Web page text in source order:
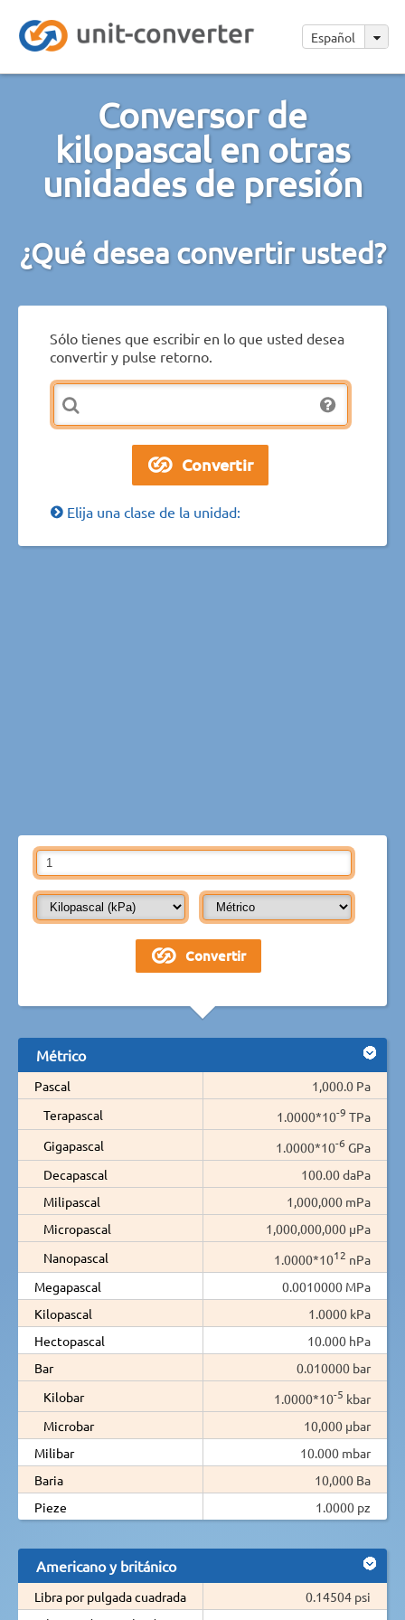
Español
Conversor de
kilopascal en otras
unidades de presión
¿Qué desea convertir usted?
Sólo tienes que escribir en lo que usted desea
convertir y pulse retorno.
Elija una clase de la unidad:
Métrico
Pascal
1,000.0 Pa
Terapascal
1.0000*10-9 TPa
Gigapascal
1.0000*10-6 GPa
Decapascal
100.00 daPa
Milipascal
1,000,000 mPa
Micropascal
1,000,000,000 µPa
Nanopascal
1.0000*1012 nPa
Megapascal
0.0010000 MPa
Kilopascal
1.0000 kPa
Hectopascal
10.000 hPa
Bar
0.010000 bar
Kilobar
1.0000*10-5 kbar
Microbar
10,000 µbar
Milibar
10.000 mbar
Baria
10,000 Ba
Pieze
1.0000 pz
Americano y británico
Libra por pulgada cuadrada
0.14504 psi